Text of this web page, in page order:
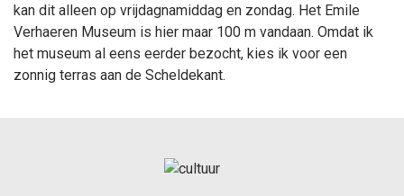
kan dit alleen op vrijdagnamiddag en zondag. Het Emile
Verhaeren Museum is hier maar 100 m vandaan. Omdat ik
het museum al eens eerder bezocht, kies ik voor een
zonnig terras aan de Scheldekant.